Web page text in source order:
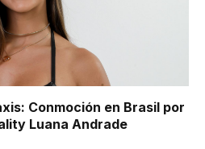
Conmoción en Brasil por
Luana Andrade